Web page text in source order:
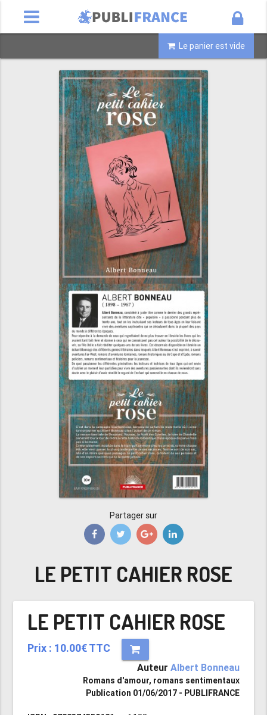
Le panier est vide
Partager sur
LE PETIT CAHIER ROSE
LE PETIT CAHIER ROSE
Prix : 10.00€ TTC
Auteur Albert Bonneau
Romans d'amour, romans sentimentaux
Publication 01/06/2017 - PUBLIFRANCE